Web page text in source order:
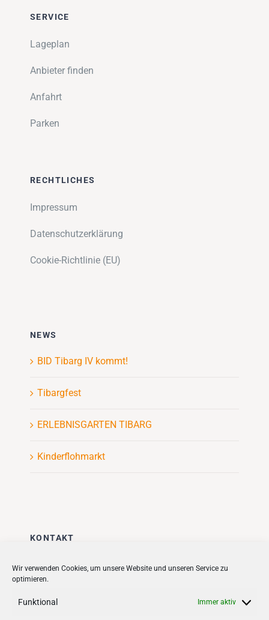
Wir verwenden Cookies, um unsere Website und unseren Service zu
optimieren.
Funktional Immer aktiv
SERVICE
Lageplan
Anbieter finden
Anfahrt
Parken
RECHTLICHES
Impressum
Datenschutzerklärung
Cookie-Richtlinie (EU)
NEWS
BID Tibarg IV kommt!
Tibargfest
ERLEBNISGARTEN TIBARG
Kinderflohmarkt
KONTAKT
Stadt + Handel City- und
Quartiersmanagement